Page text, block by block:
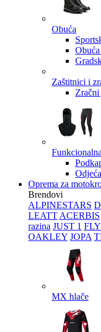
Obuća
Zaštitnici i
Zračni
Oprema za
Brendovi
ALPINESTARS
LEATT ACERBIS
razina JUST 1
OAKLEY JOPA
MX hlače